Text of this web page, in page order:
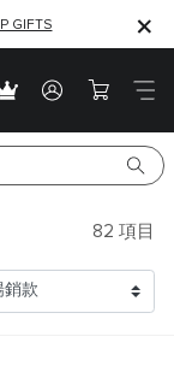
GIFTS
GIFTS
82 項目